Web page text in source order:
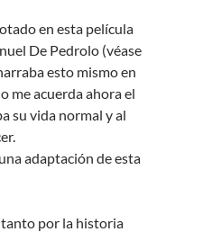
en esta película
De Pedrolo (véase
esto mismo en
me acuerda ahora el
su vida normal y al
adaptación de esta
tanto por la historia